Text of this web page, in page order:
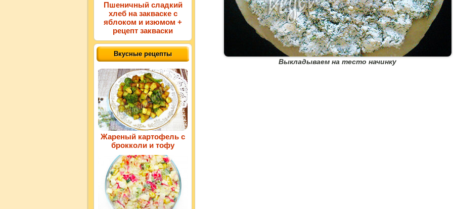
Выкладываем на тесто начинку
Пшеничный сладкий
хлеб на закваске с
яблоком и изюмом +
рецепт закваски
Вкусные рецепты
Жареный картофель с
брокколи и тофу